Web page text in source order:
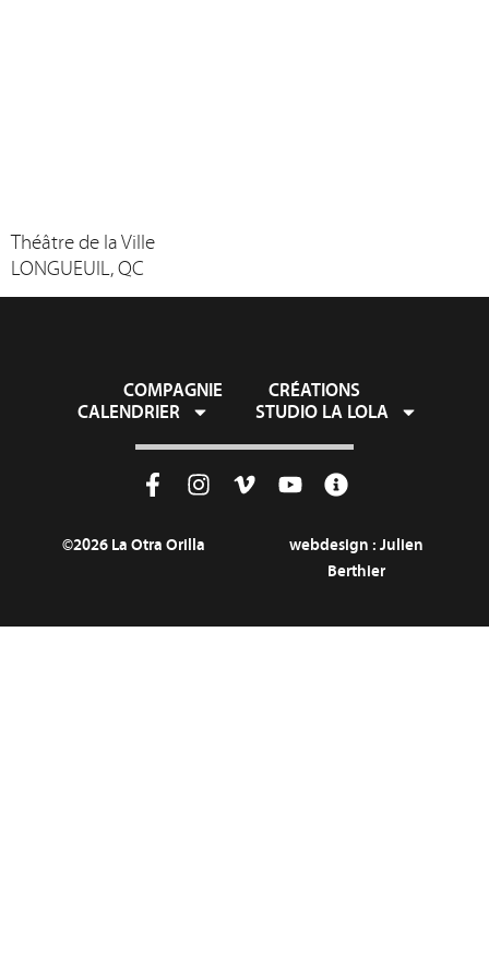
Théâtre de la Ville
LONGUEUIL, QC
COMPAGNIE
CRÉATIONS
CALENDRIER
STUDIO LA LOLA
©2026 La Otra Orilla webdesign : Julien
Berthier